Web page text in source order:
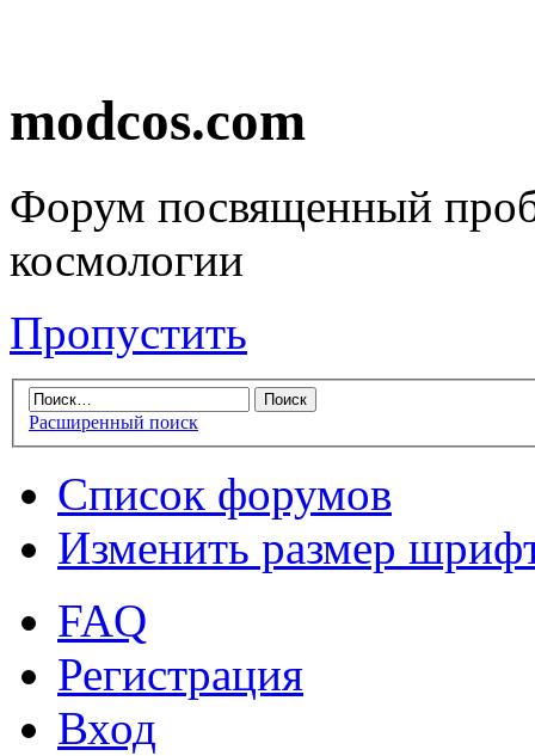
modcos.com
Форум посвященный
космологии
Пропустить
Расширенный поиск
Список форумов
Изменить размер
FAQ
Регистрация
Вход